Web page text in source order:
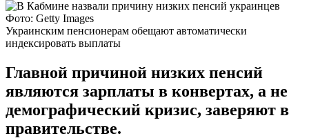
Фото: Getty Images
Украинским пенсионерам обещают автоматически
индексировать выплаты
Главной причиной низких пенсий
являются зарплаты в конвертах, а не
демографический кризис, заверяют в
правительстве.